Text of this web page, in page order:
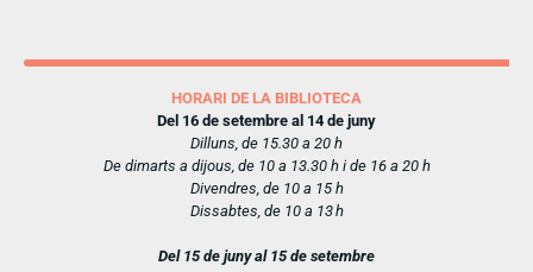
HORARI DE LA BIBLIOTECA
Del 16 de setembre al 14 de juny
Dilluns, de 15.30 a 20 h
De dimarts a dijous, de 10 a 13.30 h i de 16 a 20 h
Divendres, de 10 a 15 h
Dissabtes, de 10 a 13 h
Del 15 de juny al 15 de setembre